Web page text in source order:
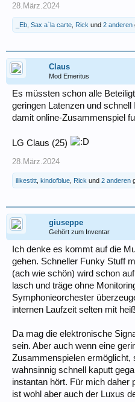
28.März.2024
_Eb Sax a`la carte Rick und 2 anderen
Claus
Mod Emeritus
Es müssten schon alle
geringen Latenzen und schnell
damit online-Zusammenspiel
LG Claus (25)
28.März.2024
ilikestitt kindofblue Rick und 2 anderen
giuseppe
Gehört zum Inventar
Ich denke es kommt auf die
gehen. Schneller Funky Stuff
(ach wie schön) wird schon
lasch und träge ohne
Symphonieorchester
internen Laufzeit selten mit
Da mag die elektronische
sein. Aber auch wenn eine
Zusammenspielen ermöglicht,
wahnsinnig schnell kaputt
instantan hört. Für mich daher
ist wohl aber auch der Luxus